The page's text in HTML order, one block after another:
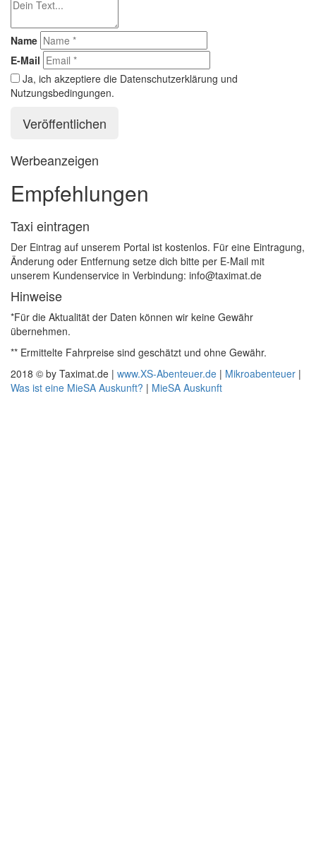
Name
E-Mail
Ja, ich akzeptiere die Datenschutzerklärung und
Nutzungsbedingungen.
Werbeanzeigen
Empfehlungen
Taxi eintragen
Der Eintrag auf unserem Portal ist kostenlos. Für eine Eintragung,
Änderung oder Entfernung setze dich bitte per E-Mail mit
unserem Kundenservice in Verbindung: info@taximat.de
Hinweise
*Für die Aktualität der Daten können wir keine Gewähr
übernehmen.
** Ermittelte Fahrpreise sind geschätzt und ohne Gewähr.
2018 © by Taximat.de | www.XS-Abenteuer.de | Mikroabenteuer |
Was ist eine MieSA Auskunft? | MieSA Auskunft